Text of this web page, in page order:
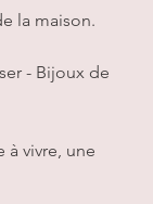
la maison.
- Bijoux de
vivre, une